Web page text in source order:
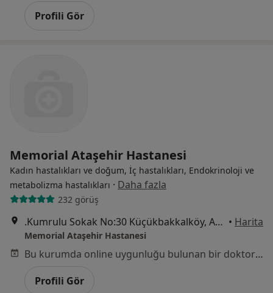
Profili Gör
Memorial Ataşehir Hastanesi
Kadın hastalıkları ve doğum, İç hastalıkları, Endokrinoloji ve
metabolizma hastalıkları · Daha fazla
232 görüş
.Kumrulu Sokak No:30 Küçükbakkalköy, Ataşehir • Harita
Memorial Ataşehir Hastanesi
Bu kurumda online uygunluğu bulunan bir doktor veya uzman bulunamadı
Profili Gör